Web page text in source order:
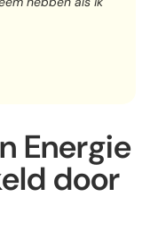
Energie
door